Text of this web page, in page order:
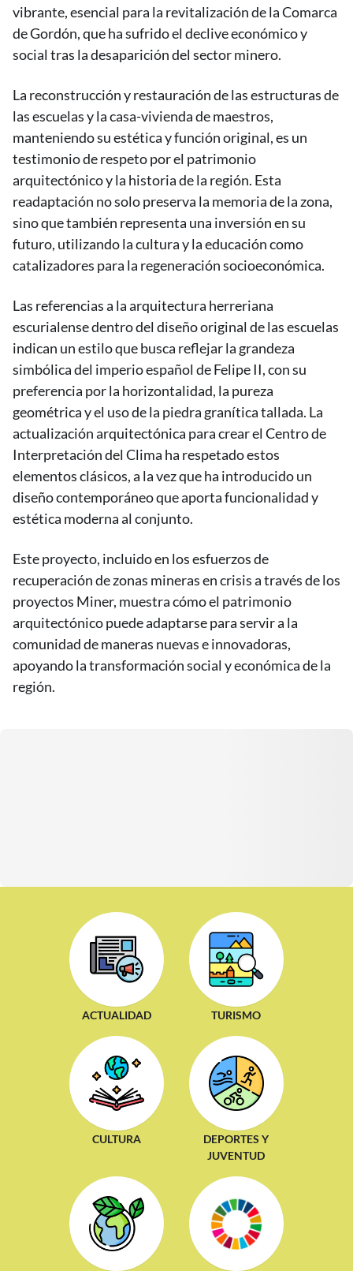
vibrante, esencial para la revitalización de la Comarca
de Gordón, que ha sufrido el declive económico y
social tras la desaparición del sector minero.
La reconstrucción y restauración de las estructuras de
las escuelas y la casa-vivienda de maestros,
manteniendo su estética y función original, es un
testimonio de respeto por el patrimonio
arquitectónico y la historia de la región. Esta
readaptación no solo preserva la memoria de la zona,
sino que también representa una inversión en su
futuro, utilizando la cultura y la educación como
catalizadores para la regeneración socioeconómica.
Las referencias a la arquitectura herreriana
escurialense dentro del diseño original de las escuelas
indican un estilo que busca reflejar la grandeza
simbólica del imperio español de Felipe II, con su
preferencia por la horizontalidad, la pureza
geométrica y el uso de la piedra granítica tallada. La
actualización arquitectónica para crear el Centro de
Interpretación del Clima ha respetado estos
elementos clásicos, a la vez que ha introducido un
diseño contemporáneo que aporta funcionalidad y
estética moderna al conjunto.
Este proyecto, incluido en los esfuerzos de
recuperación de zonas mineras en crisis a través de los
proyectos Miner, muestra cómo el patrimonio
arquitectónico puede adaptarse para servir a la
comunidad de maneras nuevas e innovadoras,
apoyando la transformación social y económica de la
región.
ACTUALIDAD TURISMO
CULTURA
DEPORTES Y
JUVENTUD